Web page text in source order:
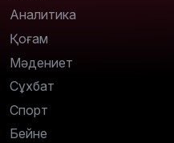
Аналитика
Қоғам
Мәдениет
Сұхбат
Спорт
Бейне